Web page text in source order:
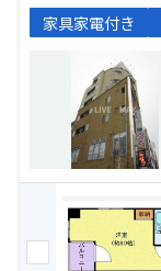
家具家電付き